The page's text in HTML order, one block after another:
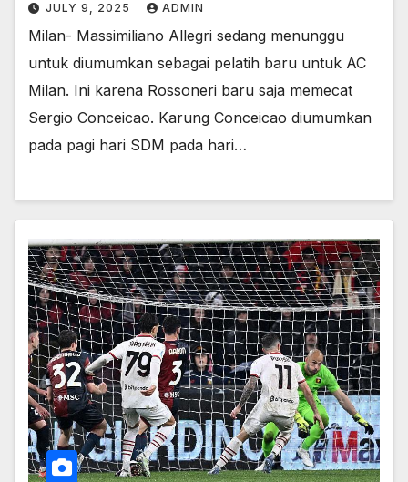
JULY 9, 2025 ADMIN
Milan- Massimiliano Allegri sedang menunggu
untuk diumumkan sebagai pelatih baru untuk AC
Milan. Ini karena Rossoneri baru saja memecat
Sergio Conceicao. Karung Conceicao diumumkan
pada pagi hari SDM pada hari…